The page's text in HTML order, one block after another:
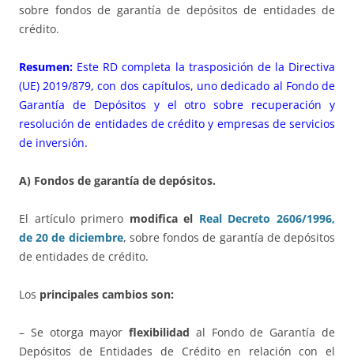
sobre fondos de garantía de depósitos de entidades de
crédito.
Resumen: Este RD completa la trasposición de la Directiva
(UE) 2019/879, con dos capítulos, uno dedicado al Fondo de
Garantía de Depósitos y el otro sobre recuperación y
resolución de entidades de crédito y empresas de servicios
de inversión.
A) Fondos de garantía de depósitos.
El artículo primero modifica el Real Decreto 2606/1996,
de 20 de diciembre, sobre fondos de garantía de depósitos
de entidades de crédito.
Los principales cambios son:
– Se otorga mayorflexibilidad al Fondo de Garantía de
Depósitos de Entidades de Crédito en relación con el